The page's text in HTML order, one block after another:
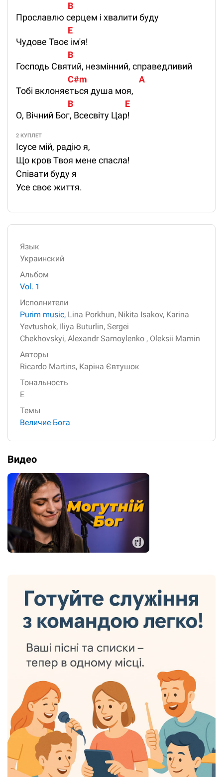
                          B
Прославлю серцем і хвалити буду
                          E
Чудове Твоє ім'я!
                          B
Господь Святий, незмінний, справедливий
                          C#m                          A
Тобі вклоняється душа моя,
                          B                          E
О, Вічний Бог, Всесвіту Цар!
2 КУПЛЕТ
Ісусе мій, радію я,
Що кров Твоя мене спасла!
Співати буду я
Усе своє життя.
Язык
Украинский
Альбом
Vol. 1
Исполнители
Purim music, Lina Porkhun, Nikita Isakov, Karina
Yevtushok, Iliya Buturlin, Sergei
Chekhovskyi, Alexandr Samoylenko , Oleksii Mamin
Авторы
Ricardo Martins, Каріна Євтушок
Тональность
E
Темы
Величие Бога
Видео